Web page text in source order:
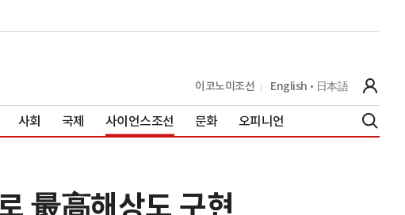
이코노미조선 English 日本語
사회 국제 사이언스조선 문화 오피니언
最高해상도 구현